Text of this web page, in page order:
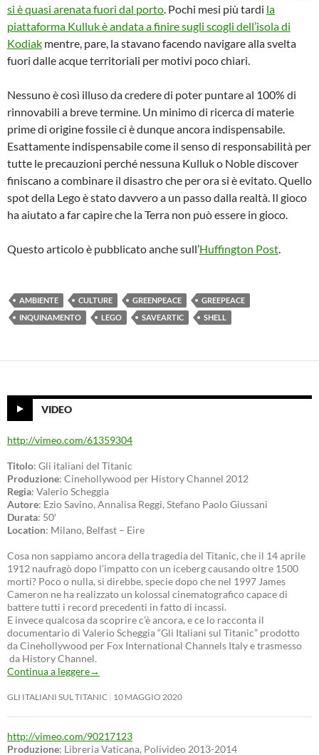
si è quasi arenata fuori dal porto. Pochi mesi più tardi la
piattaforma Kulluk è andata a finire sugli scogli dell’isola di
Kodiak mentre, pare, la stavano facendo navigare alla svelta
fuori dalle acque territoriali per motivi poco chiari.
Nessuno è così illuso da credere di poter puntare al 100% di
rinnovabili a breve termine. Un minimo di ricerca di materie
prime di origine fossile ci è dunque ancora indispensabile.
Esattamente indispensabile come il senso di responsabilità per
tutte le precauzioni perché nessuna Kulluk o Noble discover
finiscano a combinare il disastro che per ora si è evitato. Quello
spot della Lego è stato davvero a un passo dalla realtà. Il gioco
ha aiutato a far capire che la Terra non può essere in gioco.
Questo articolo è pubblicato anche sull’Huffington Post.
AMBIENTE CULTURE GREENPEACE
GREEPEACE
INQUINAMENTO
LEGO SAVEARTIC SHELL
VIDEO
http://vimeo.com/61359304
Titolo: Gli italiani del Titanic
Produzione: Cinehollywood per History Channel 2012
Regia: Valerio Scheggia
Autore: Ezio Savino, Annalisa Reggi, Stefano Paolo Giussani
Durata: 50′
Location: Milano, Belfast – Eire
Cosa non sappiamo ancora della tragedia del Titanic, che il 14 aprile
1912 naufragò dopo l’impatto con un iceberg causando oltre 1500
morti? Poco o nulla, si direbbe, specie dopo che nel 1997 James
Cameron ne ha realizzato un kolossal cinematografico capace di
battere tutti i record precedenti in fatto di incassi.
E invece qualcosa da scoprire c’è ancora, e ce lo racconta il
documentario di Valerio Scheggia “Gli Italiani sul Titanic” prodotto
da Cinehollywood per Fox International Channels Italy e trasmesso
da History Channel.
Continua a leggere→
GLI ITALIANI SUL TITANIC 10 MAGGIO 2020
http://vimeo.com/90217123
Produzione: Libreria Vaticana, Polivideo 2013-2014